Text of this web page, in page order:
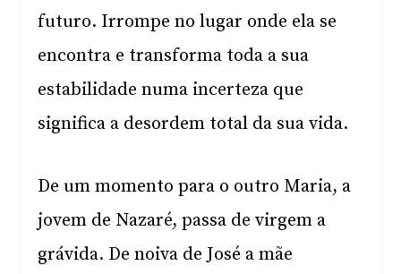
futuro. Irrompe no lugar onde ela se
encontra e transforma toda a sua
estabilidade numa incerteza que
significa a desordem total da sua vida.
De um momento para o outro Maria, a
jovem de Nazaré, passa de virgem a
grávida. De noiva de José a mãe